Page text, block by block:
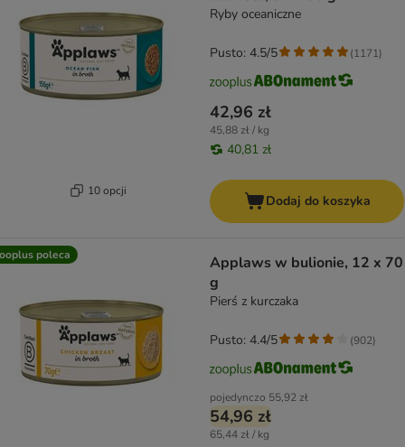
10 opcji
Ryby oceaniczne
42,96 zł
45,88 zł / kg
40,81 zł
Pusto: 4.5/5 (1171)
Dodaj do koszyka
poleca
Applaws w bulionie, 12 x 70
g
Pierś z kurczaka
pojedynczo 55,92 zł
54,96 zł
65,44 zł / kg
Pusto: 4.4/5 (902)